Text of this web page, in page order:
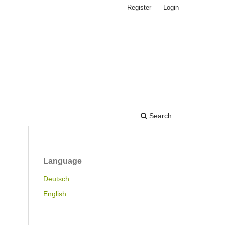
Search
Register Login
Language
Deutsch
English